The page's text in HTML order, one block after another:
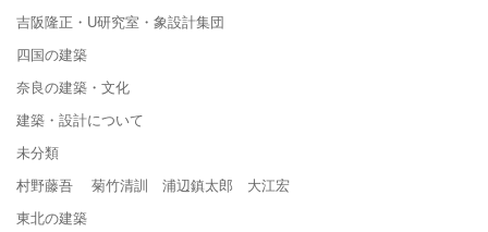
吉阪隆正・U研究室・象設計集団
四国の建築
奈良の建築・文化
建築・設計について
未分類
村野藤吾 菊竹清訓 浦辺鎮太郎 大江宏
東北の建築